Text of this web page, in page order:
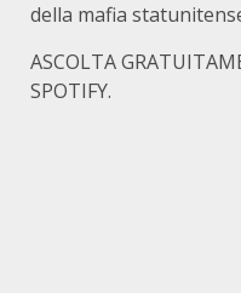
della mafia
ASCOLTA
SPOTIFY.